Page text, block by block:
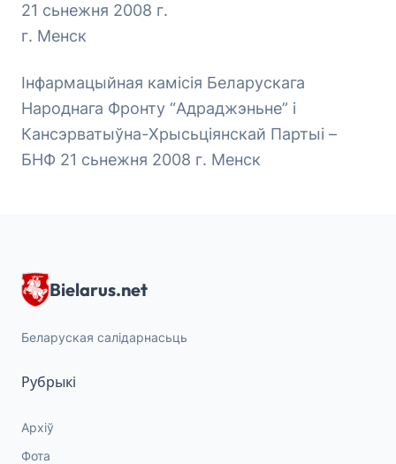
21 сьнежня 2008 г.
г. Менск
Інфармацыйная камісія Беларускага
Народнага Фронту “Адраджэньне” і
Кансэрватыўна-Хрысьціянскай Партыі –
БНФ 21 сьнежня 2008 г. Менск
Bielarus.net
Беларуская салідарнасьць
Рубрыкі
Архіў
Фота